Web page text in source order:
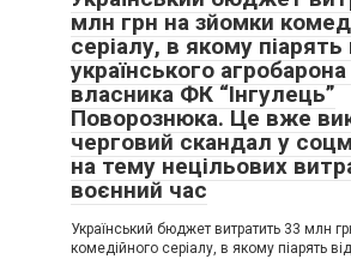
млн грн на зйомки
серіалу, в якому
українського
власника ФК “Інгулець”
Поворознюка. Це вже
черговий скандал у
на тему нецільових
воєнний час
Український бюджет витратить 33 млн
комедійного серіалу, в якому піарять